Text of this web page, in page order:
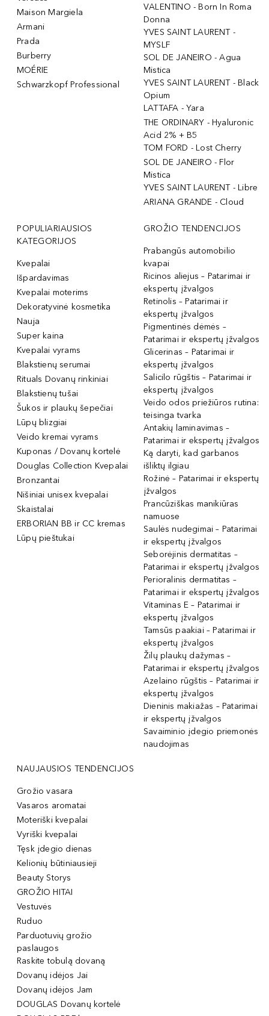
Maison Margiela
Armani
Prada
Burberry
MOÉRIE
Schwarzkopf Professional
VALENTINO - Born In Roma
Donna
YVES SAINT LAURENT -
MYSLF
SOL DE JANEIRO - Agua
Mistica
YVES SAINT LAURENT - Black
Opium
LATTAFA - Yara
THE ORDINARY - Hyaluronic
Acid 2% + B5
TOM FORD - Lost Cherry
SOL DE JANEIRO - Flor
Mistica
YVES SAINT LAURENT - Libre
ARIANA GRANDE - Cloud
POPULIARIAUSIOS
KATEGORIJOS
Kvepalai
Išpardavimas
Kvepalai moterims
Dekoratyvinė kosmetika
Nauja
Super kaina
Kvepalai vyrams
Blakstienų serumai
Rituals Dovanų rinkiniai
Blakstienų tušai
Šukos ir plaukų šepečiai
Lūpų blizgiai
Veido kremai vyrams
Kuponas / Dovanų kortelė
Douglas Collection Kvepalai
Bronzantai
Nišiniai unisex kvepalai
Skaistalai
ERBORIAN BB ir CC kremas
Lūpų pieštukai
GROŽIO TENDENCIJOS
Prabangūs automobilio
kvapai
Ricinos aliejus – Patarimai ir
ekspertų įžvalgos
Retinolis – Patarimai ir
ekspertų įžvalgos
Pigmentinės dėmės –
Patarimai ir ekspertų įžvalgos
Glicerinas – Patarimai ir
ekspertų įžvalgos
Salicilo rūgštis – Patarimai ir
ekspertų įžvalgos
Veido odos priežiūros rutina:
teisinga tvarka
Antakių laminavimas –
Patarimai ir ekspertų įžvalgos
Ką daryti, kad garbanos
išliktų ilgiau
Rožinė – Patarimai ir ekspertų
įžvalgos
Prancūziškas manikiūras
namuose
Saulės nudegimai – Patarimai
ir ekspertų įžvalgos
Seborėjinis dermatitas –
Patarimai ir ekspertų įžvalgos
Perioralinis dermatitas –
Patarimai ir ekspertų įžvalgos
Vitaminas E – Patarimai ir
ekspertų įžvalgos
Tamsūs paakiai – Patarimai ir
ekspertų įžvalgos
Žilų plaukų dažymas –
Patarimai ir ekspertų įžvalgos
Azelaino rūgštis – Patarimai ir
ekspertų įžvalgos
Dieninis makiažas – Patarimai
ir ekspertų įžvalgos
Savaiminio įdegio priemonės
naudojimas
NAUJAUSIOS TENDENCIJOS
Grožio vasara
Vasaros aromatai
Moteriški kvepalai
Vyriški kvepalai
Tęsk įdegio dienas
Kelionių būtiniausieji
Beauty Storys
GROŽIO HITAI
Vestuvės
Ruduo
Parduotuvių grožio
paslaugos
Raskite tobulą dovaną
Dovanų idėjos Jai
Dovanų idėjos Jam
DOUGLAS Dovanų kortelė